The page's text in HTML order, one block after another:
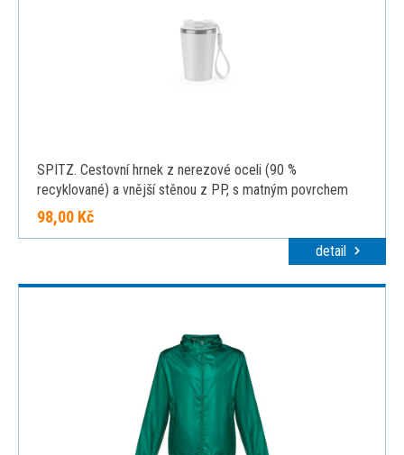
SPITZ. Cestovní hrnek z nerezové oceli (90 %
recyklované) a vnější stěnou z PP, s matným povrchem
440 ml, bílá
98,00 Kč
detail